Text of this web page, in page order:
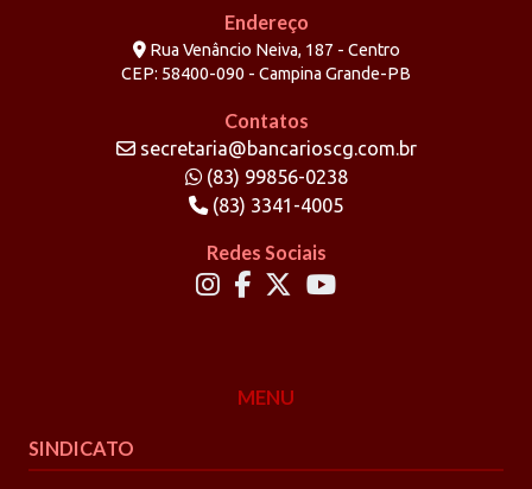
Endereço
Rua Venâncio Neiva, 187 - Centro
CEP: 58400-090 - Campina Grande-PB
Contatos
secretaria@bancarioscg.com.br
(83) 99856-0238
(83) 3341-4005
Redes Sociais
MENU
SINDICATO